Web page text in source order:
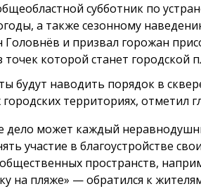
субботник по
а также сезонному
и призвал горожан
которой станет городской
будут наводить порядок в
территориях, отметил
дело может каждый
участие в благоустройстве
пространств,
на пляже» — обратился к